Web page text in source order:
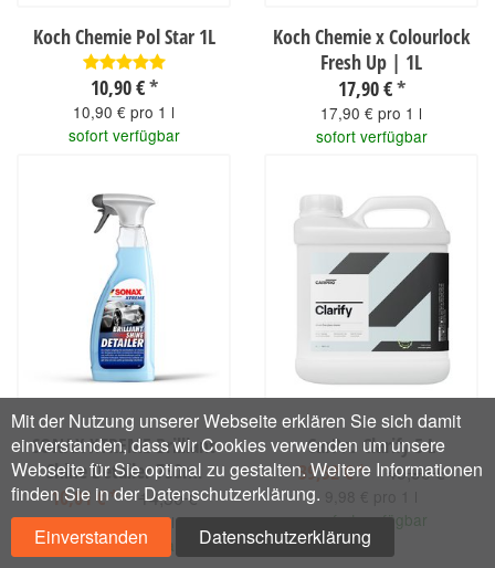
Koch Chemie Pol Star 1L
10,90 €*
10,90 € pro 1 l
sofort verfügbar
Koch Chemie x Colourlock
Fresh Up | 1L
17,90 €*
17,90 € pro 1 l
sofort verfügbar
SONAX XTREME Brilliant
Shine Detailer 750ml
10,01 € * 14,30 €
13,35 € pro 1 l
sofort verfügbar
CarPro Clarify 5 L
39,92 €* 49,90 €
sofort verfügbar
Mit der Nutzung unserer Webseite erklären Sie sich damit
einverstanden, dass wir Cookies verwenden um unsere
Webseite für Sie optimal zu gestalten. Weitere Informationen
finden Sie in der Datenschutzerklärung.
Einverstanden
Datenschutzerklärung